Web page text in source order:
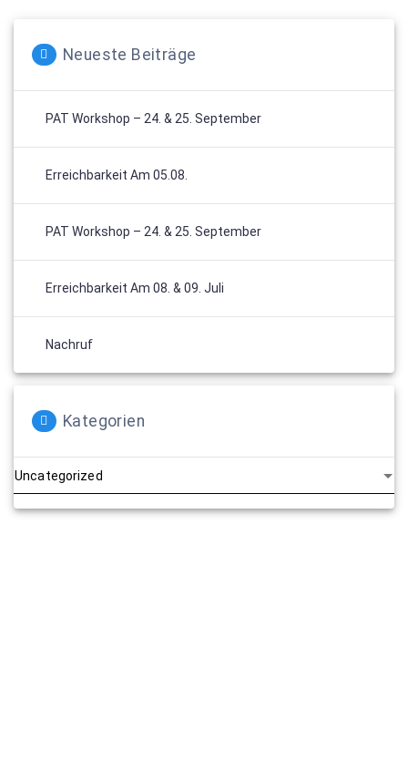
Neueste Beiträge
PAT Workshop – 24. & 25. September
Erreichbarkeit Am 05.08.
PAT Workshop – 24. & 25. September
Erreichbarkeit Am 08. & 09. Juli
Nachruf
Kategorien